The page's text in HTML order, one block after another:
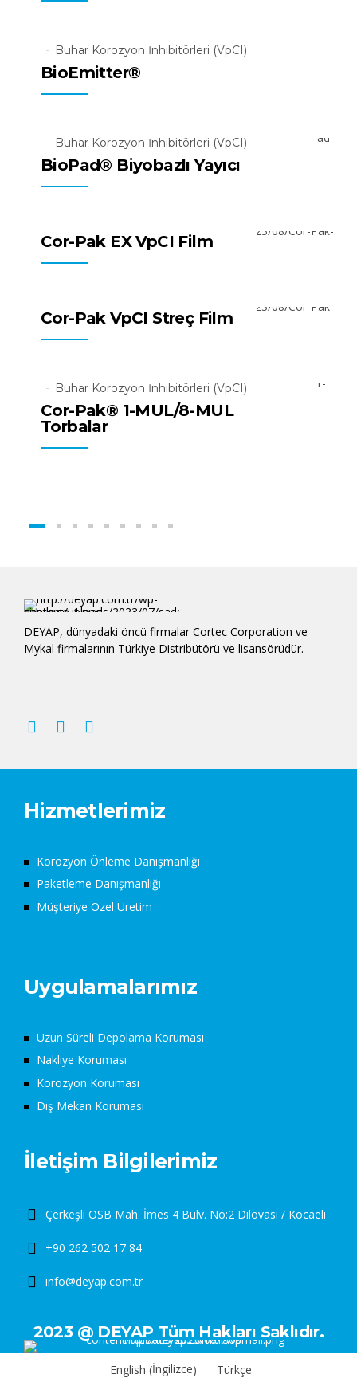
Buhar Korozyon İnhibitörleri (VpCI)
BioEmitter®
Buhar Korozyon İnhibitörleri (VpCI)
BioPad® Biyobazlı Yayıcı
Cor-Pak EX VpCI Film
Cor-Pak VpCI Streç Film
Buhar Korozyon İnhibitörleri (VpCI)
Cor-Pak® 1-MUL/8-MUL
Torbalar
DEYAP, dünyadaki öncü firmalar Cortec Corporation ve
Mykal firmalarının Türkiye Distribütörü ve lisansörüdür.
Hizmetlerimiz
Korozyon Önleme Danışmanlığı
Paketleme Danışmanlığı
Müşteriye Özel Üretim
Uygulamalarımız
Uzun Süreli Depolama Koruması
Nakliye Koruması
Korozyon Koruması
Dış Mekan Koruması
İletişim Bilgilerimiz
Çerkeşli OSB Mah. İmes 4 Bulv. No:2 Dilovası / Kocaeli
+90 262 502 17 84
info@deyap.com.tr
2023 @ DEYAP Tüm Hakları Saklıdır.
English (İngilizce) Türkçe